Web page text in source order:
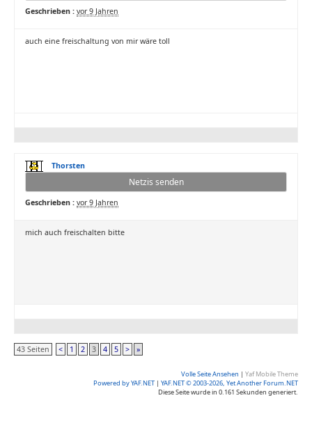
Geschrieben : vor 9 Jahren
auch eine freischaltung von mir wäre toll
Thorsten
Netzis senden
Geschrieben : vor 9 Jahren
mich auch freischalten bitte
43 Seiten < 1 2 3 4 5 > »
Volle Seite Ansehen | Yaf Mobile Theme
Powered by YAF.NET | YAF.NET © 2003-2026, Yet Another Forum.NET
Diese Seite wurde in 0.161 Sekunden generiert.